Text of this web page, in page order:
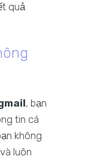
quả
, bạn
tin cá
không
luôn